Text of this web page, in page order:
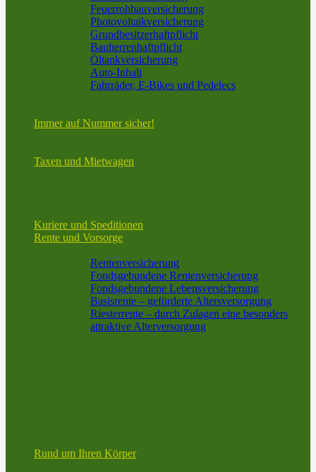
Feuerrohbauversicherung
Photovoltaikversicherung
Grundbesitzerhaftpflicht
Bauherrenhaftpflicht
Öltankversicherung
Auto-Inhalt
Fahrräder, E-Bikes und Pedelecs
Immer auf Nummer sicher!
Taxen und Mietwagen
Kuriere und Speditionen
Rente und Vorsorge
Rentenversicherung
Fondsgebundene Rentenversicherung
Fondsgebundene Lebensversicherung
Basisrente – geförderte Altersversorgung
Riesterrente – durch Zulagen eine besonders
attraktive Alterversorgung
Rund um Ihren Körper